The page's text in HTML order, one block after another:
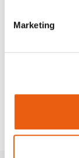
Marketing